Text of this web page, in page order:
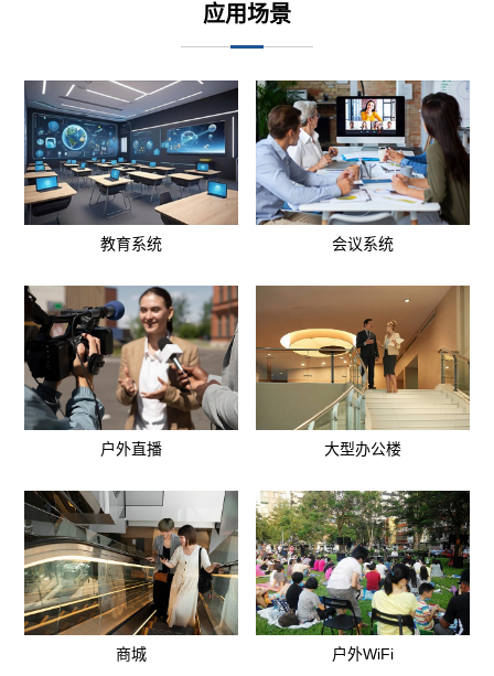
应用场景
教育系统 会议系统
户外直播 大型办公楼
商城 户外WiFi